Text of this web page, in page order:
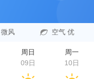
风 空气 优
周日
09日
周一
10日